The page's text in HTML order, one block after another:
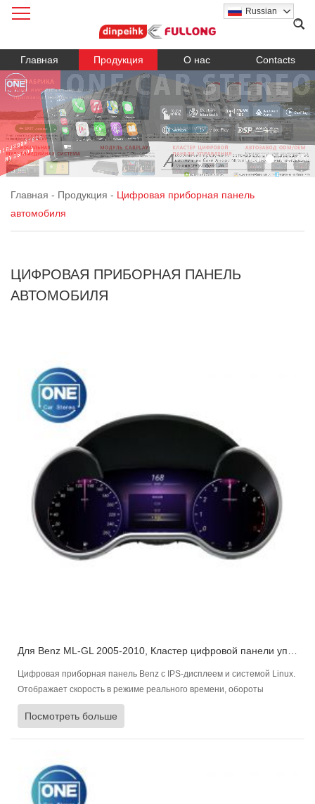
Russian
Главная Продукция О нас Contacts
Главная - Продукция - Цифровая приборная панель
автомобиля
ЦИФРОВАЯ ПРИБОРНАЯ ПАНЕЛЬ
АВТОМОБИЛЯ
Цифровая приборная панель Benz с IPS-дисплеем и системой Linux.
Отображает скорость в режиме реального времени, обороты
двигателя, уровень топлива, состояние двигателя и давление в
шинах, многоязычность и быструю синхронизацию.
Посмотреть больше